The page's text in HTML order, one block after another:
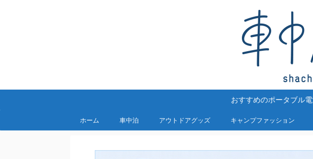
おすすめのポータブル電源はコチラ
ホーム 車中泊 アウトドアグッズ キャンプファッション